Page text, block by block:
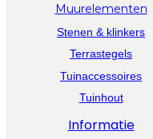
Muurelementen
Stenen & klinkers
Terrastegels
Tuinaccessoires
Tuinhout
Informatie